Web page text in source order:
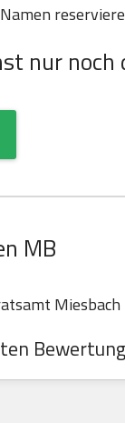
nur noch
MB